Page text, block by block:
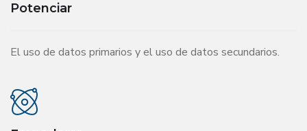
Potenciar
El uso de datos primarios y el uso de datos secundarios.